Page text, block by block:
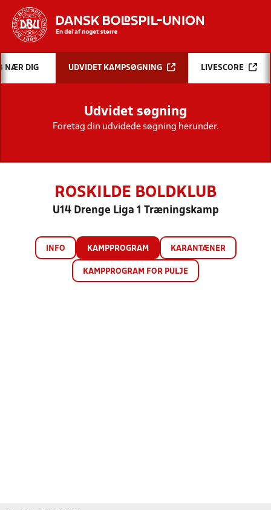
Hvad vil du søge efter?
INDHOLD OG NYHEDER
STILLINGER, RESULTATER, KLUBBER OG
HOLD
NÆR DIG UDVIDET KAMPSØGNING LIVESCORE
Udvidet søgning
Foretag din udvidede søgning herunder.
ROSKILDE BOLDKLUB
U14 Drenge Liga 1 Træningskamp
INFO KAMPPROGRAM KARANTÆNER
KAMPPROGRAM FOR PULJE